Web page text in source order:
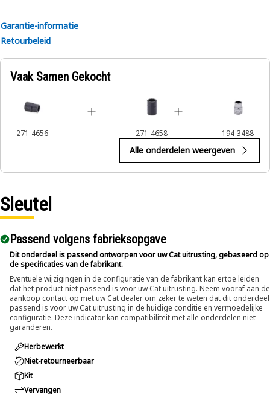
Garantie-informatie
Retourbeleid
Vaak Samen Gekocht
271-4656 271-4658 194-3488
Alle onderdelen weergeven
Sleutel
Passend volgens fabrieksopgave
Dit onderdeel is passend ontworpen voor uw Cat uitrusting, gebaseerd op
de specificaties van de fabrikant.
Eventuele wijzigingen in de configuratie van de fabrikant kan ertoe leiden
dat het product niet passend is voor uw Cat uitrusting. Neem vooraf aan de
aankoop contact op met uw Cat dealer om zeker te weten dat dit onderdeel
passend is voor uw Cat uitrusting in de huidige conditie en vermoedelijke
configuratie. Deze indicator kan compatibiliteit met alle onderdelen niet
garanderen.
Herbewerkt
Niet-retourneerbaar
Kit
Vervangen